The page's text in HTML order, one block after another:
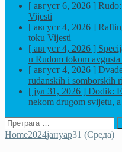
[ август 6, 2026 ]
Vijesti
[ август 4, 2026 ]
toku Vijesti
[ август 4, 2026 ]
u Rudom tokom avgusta
[ август 4, 2026 ]
ruđanskih i somborskih
[ јул 31, 2026 ] Dodik:
nekom drugom svijetu,
Претрага
за:
Home2024јануар31 (Cреда)